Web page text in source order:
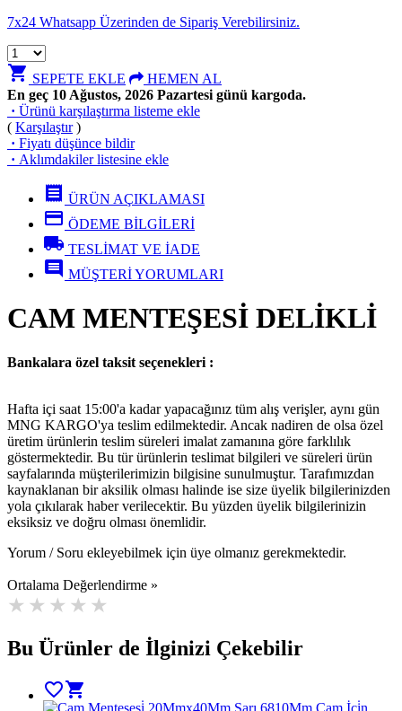
7x24 Whatsapp Üzerinden de Sipariş Verebilirsiniz.
shopping_cart SEPETE EKLE
HEMEN AL
En geç 10 Ağustos, 2026 Pazartesi günü kargoda.
· Ürünü karşılaştırma listeme ekle
( Karşılaştır)
· Fiyatı düşünce bildir
· Aklımdakiler listesine ekle
receipt ÜRÜN AÇIKLAMASI
credit_card ÖDEME BİLGİLERİ
local_shipping TESLİMAT VE İADE
comment MÜŞTERİ YORUMLARI
CAM MENTEŞESİ DELİKLİ
Bankalara özel taksit seçenekleri :
Hafta içi saat 15:00'a kadar yapacağınız tüm alış verişler, aynı gün
MNG KARGO'ya teslim edilmektedir. Ancak nadiren de olsa özel
üretim ürünlerin teslim süreleri imalat zamanına göre farklılık
göstermektedir. Bu tür ürünlerin teslimat bilgileri ve süreleri ürün
sayfalarında müşterilerimizin bilgisine sunulmuştur. Tarafımızdan
kaynaklanan bir aksilik olması halinde ise size üyelik bilgilerinizden
yola çıkılarak haber verilecektir. Bu yüzden üyelik bilgilerinizin
eksiksiz ve doğru olması önemlidir.
Yorum / Soru ekleyebilmek için üye olmanız gerekmektedir.
Ortalama Değerlendirme »
Bu Ürünler de İlginizi Çekebilir
favorite_bordershopping_cart